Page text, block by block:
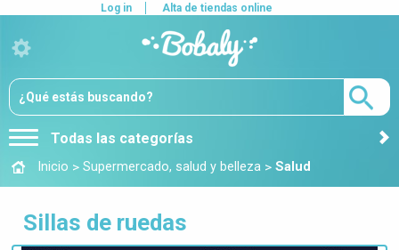
Todas las categorías
Log in Alta de tiendas online
Inicio > Supermercado, salud y belleza > Salud
Sillas de ruedas